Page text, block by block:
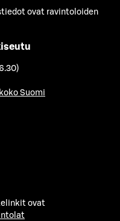
ovat ravintoloiden
Suomi
ovat